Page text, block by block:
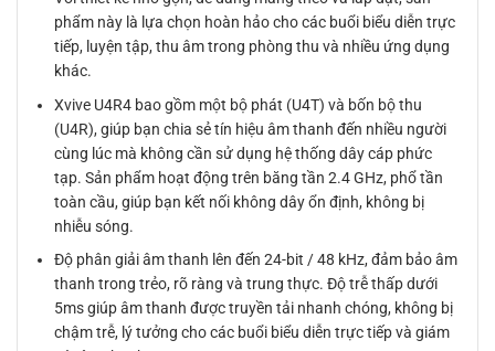
phẩm này là lựa chọn hoàn hảo cho các buổi biểu diễn trực
tiếp, luyện tập, thu âm trong phòng thu và nhiều ứng dụng
khác.
Xvive U4R4 bao gồm một bộ phát (U4T) và bốn bộ thu
(U4R), giúp bạn chia sẻ tín hiệu âm thanh đến nhiều người
cùng lúc mà không cần sử dụng hệ thống dây cáp phức
tạp. Sản phẩm hoạt động trên băng tần 2.4 GHz, phổ tần
toàn cầu, giúp bạn kết nối không dây ổn định, không bị
nhiễu sóng.
Độ phân giải âm thanh lên đến 24-bit / 48 kHz, đảm bảo âm
thanh trong trẻo, rõ ràng và trung thực. Độ trễ thấp dưới
5ms giúp âm thanh được truyền tải nhanh chóng, không bị
chậm trễ, lý tưởng cho các buổi biểu diễn trực tiếp và giám